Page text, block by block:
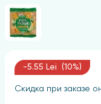
-5.55 Lei (10%)
Скидка при заказе